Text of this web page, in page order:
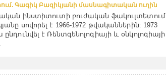
Գագիկ Բազիկյանի մասնագիտական ուղին
ինստիտուտի բուժական ֆակուլտետում
սովորել է 1966-1972 թվականներին: 1973
է Ռենտգենոլոգիայի և օնկոլոգիայի